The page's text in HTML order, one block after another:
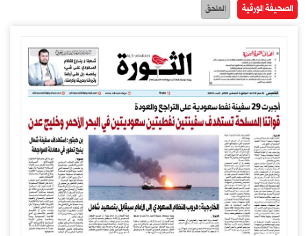
الصحيفة الورقية الملحق